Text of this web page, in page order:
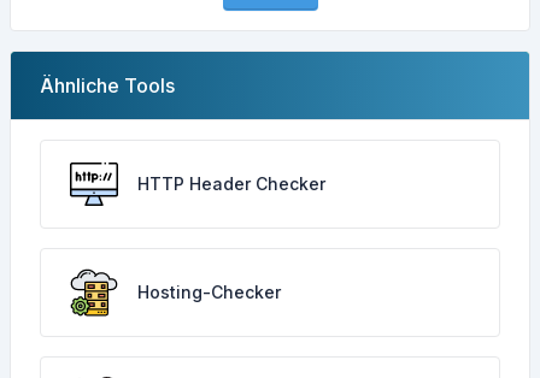
Ähnliche Tools
HTTP Header Checker
Hosting-Checker